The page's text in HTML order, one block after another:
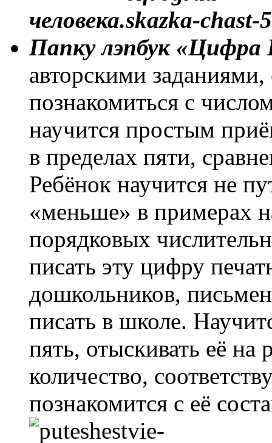
человека.
Папку лэпбук «Цифра
авторскими
познакомиться с
научится простым
в пределах пяти,
Ребёнок научится не
«меньше» в примерах
порядковых
писать эту цифру
дошкольников,
писать в школе.
пять, отыскивать её на
количество,
познакомится с её